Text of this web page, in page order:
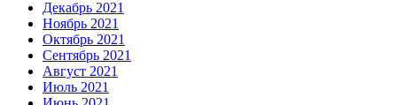
Декабрь 2021
Ноябрь 2021
Октябрь 2021
Сентябрь 2021
Август 2021
Июль 2021